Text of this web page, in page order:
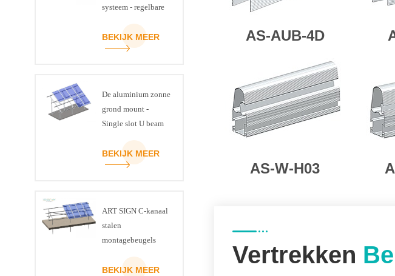
AS-AUB-4D
AS-W-H03
Vertrekken
systeem - regelbare
BEKIJK MEER
De aluminium zonne
grond mount -
Single slot U beam
BEKIJK MEER
ART SIGN C-kanaal
stalen
montagebeugels
BEKIJK MEER